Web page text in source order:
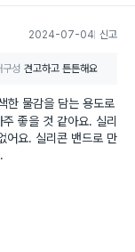
2024-07-04 신고
구성 견고하고 튼튼해요
한 물감을 담는 용도로
좋을 것 같아요. 실리
어요. 실리콘 밴드로 만